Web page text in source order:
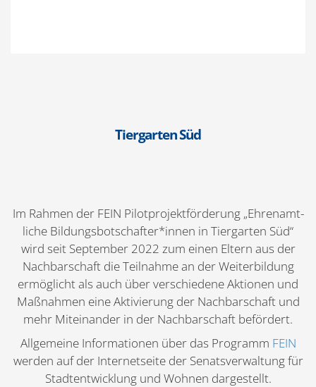
Tiergarten Süd
Im Rahmen der FEIN Pilot­pro­jekt­för­derung „Ehren­amt­
liche Bildungsbotschafter*innen in Tiergarten Süd“
wird seit September 2022 zum einen Eltern aus der
Nachbar­schaft die Teilnahme an der Weiter­bildung
ermög­licht als auch über verschiedene Aktionen und
Maßnahmen eine Aktivierung der Nachbar­schaft und
mehr Mitein­ander in der Nachbar­schaft befördert.
Allge­meine Infor­ma­tionen über das Programm FEIN
werden auf der Inter­net­seite der Senats­ver­waltung für
Stadt­ent­wicklung und Wohnen darge­stellt.